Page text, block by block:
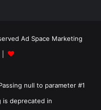
Ad Space Marketing
|
null to parameter #1
deprecated in